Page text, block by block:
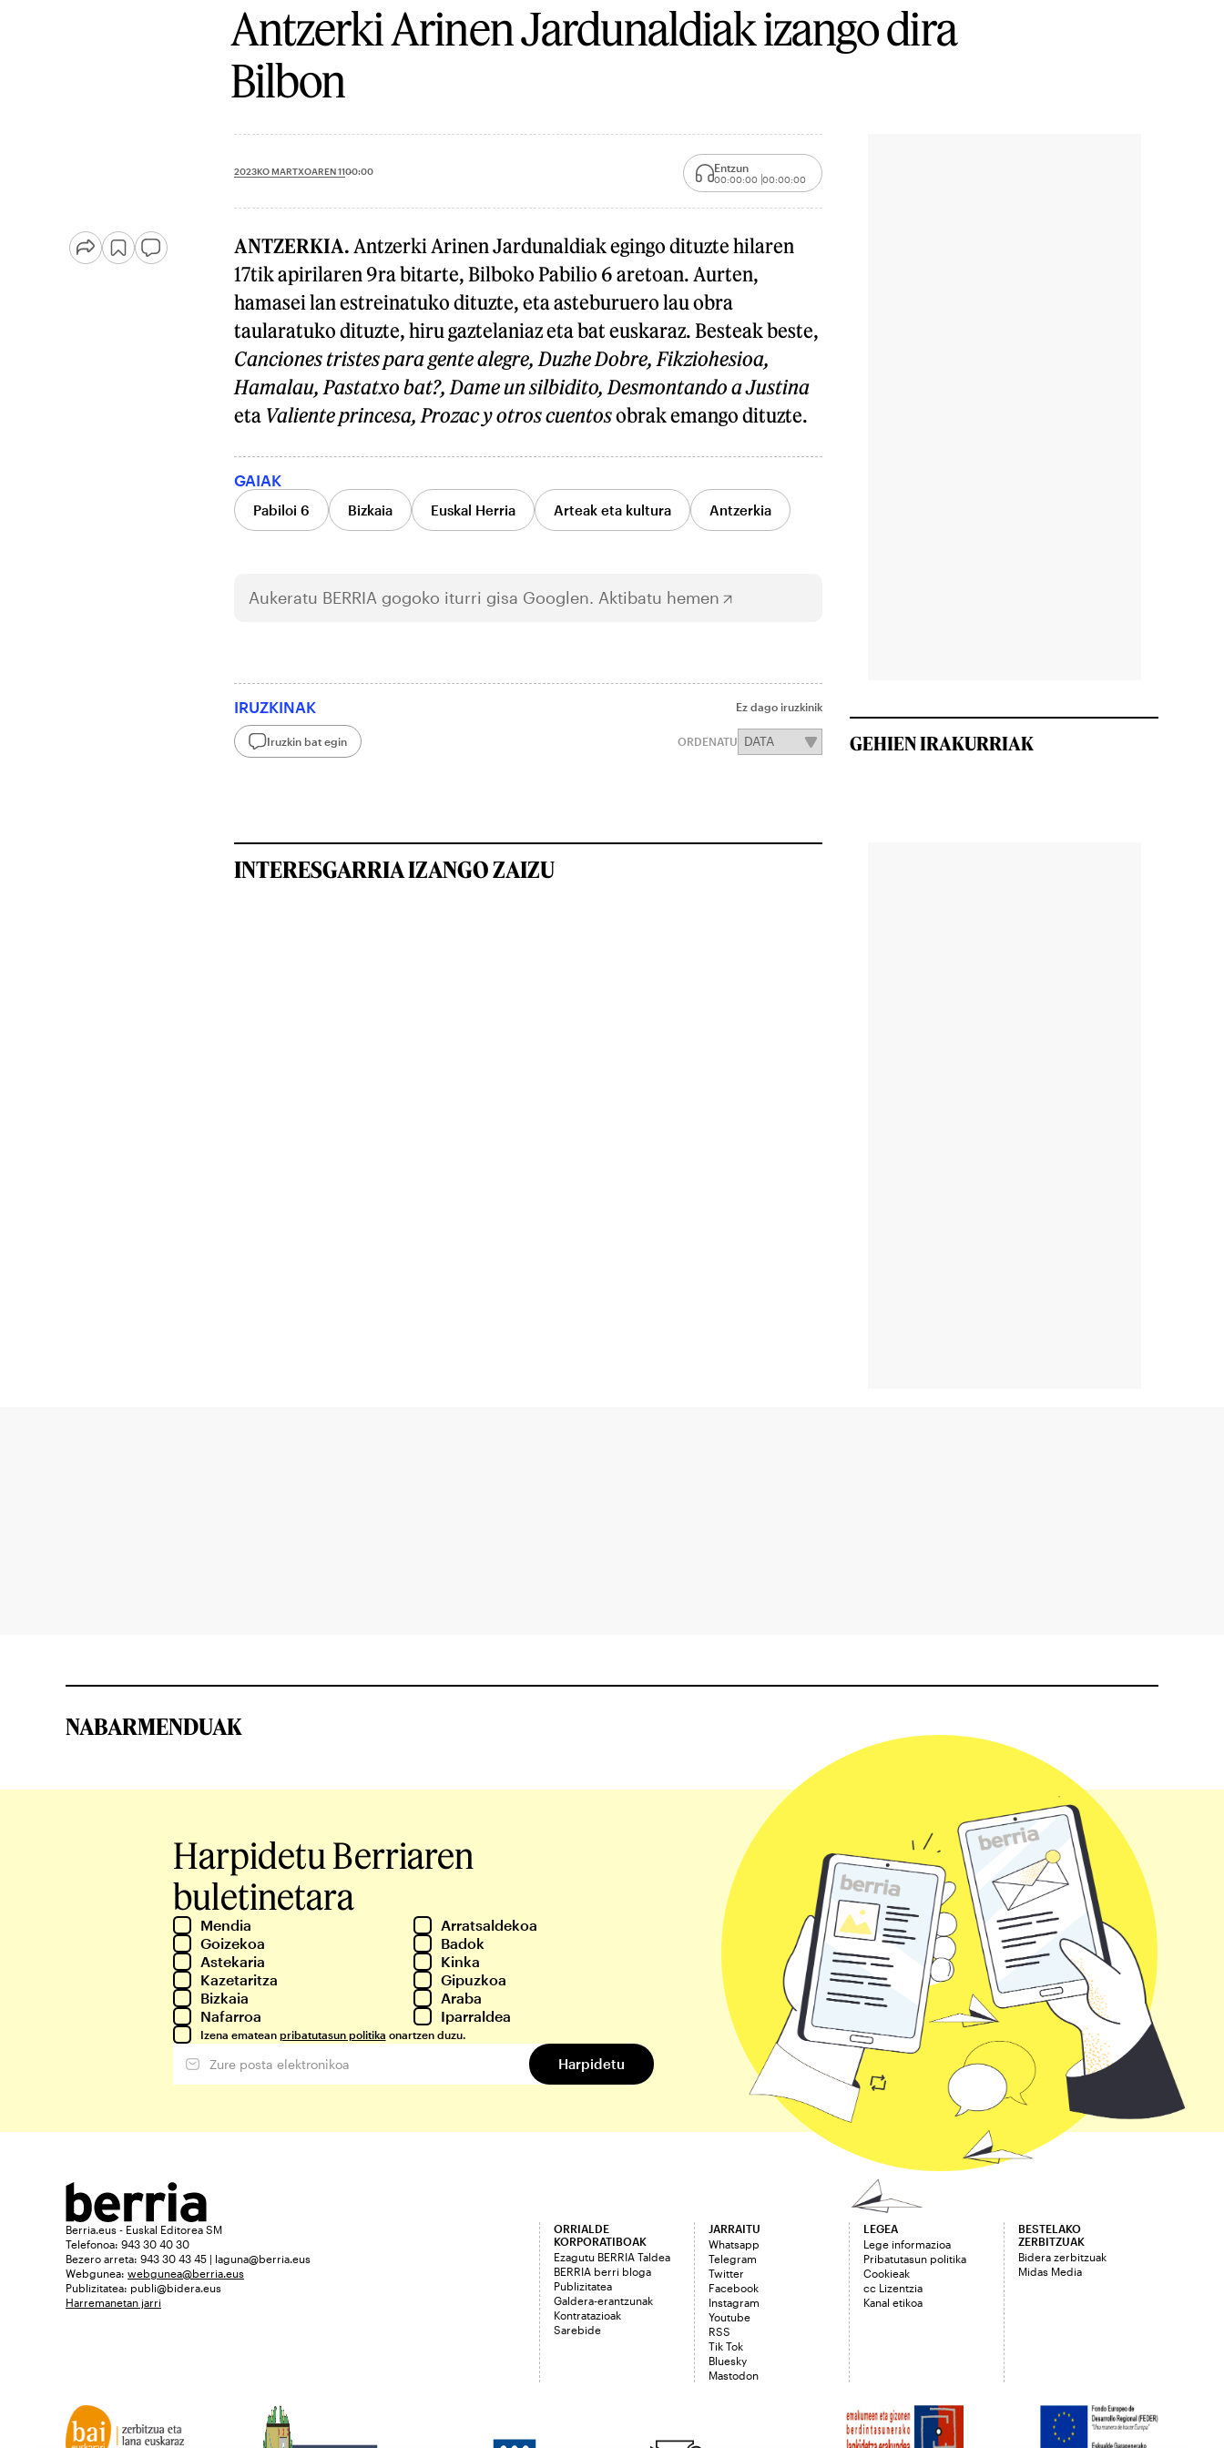
Antzerki Arinen Jardunaldiak izango dira
Bilbon
2023KO MARTXOAREN 1100:00 Entzun
00:00:00 00:00:00
ANTZERKIA. Antzerki Arinen Jardunaldiak egingo dituzte hilaren
17tik apirilaren 9ra bitarte, Bilboko Pabilio 6 aretoan. Aurten,
hamasei lan estreinatuko dituzte, eta asteburuero lau obra
taularatuko dituzte, hiru gaztelaniaz eta bat euskaraz. Besteak beste,
Canciones tristes para gente alegre, Duzhe Dobre, Fikziohesioa,
Hamalau, Pastatxo bat?, Dame un silbidito, Desmontando a Justina
eta Valiente princesa, Prozac y otros cuentosobrak emango dituzte.
GAIAK
Pabiloi 6 Bizkaia Euskal Herria Arteak eta kultura Antzerkia
Aukeratu BERRIA gogoko iturri gisa Googlen. Aktibatu hemen
IRUZKINAK Ez dago iruzkinik
Iruzkin bat egin ORDENATU GEHIEN IRAKURRIAK
INTERESGARRIA IZANGO ZAIZU
NABARMENDUAK
Harpidetu Berriaren
buletinetara
Mendia
Arratsaldekoa
Goizekoa
Badok
Astekaria
Kinka
Kazetaritza
Gipuzkoa
Bizkaia
Araba
Nafarroa
Iparraldea
Izena ematean pribatutasun politika onartzen duzu.
Berria.eus - Euskal Editorea SM
Telefonoa: 943 30 40 30
Bezero arreta: 943 30 43 45 | laguna@berria.eus
Webgunea: webgunea@berria.eus
Publizitatea: publi@bidera.eus
Harremanetan jarri
ORRIALDE
KORPORATIBOAK
Ezagutu BERRIA Taldea
BERRIA berri bloga
Publizitatea
Galdera-erantzunak
Kontratazioak
Sarebide
JARRAITU
Whatsapp
Telegram
Twitter
Facebook
Instagram
Youtube
RSS
Tik Tok
Bluesky
Mastodon
LEGEA
Lege informazioa
Pribatutasun politika
Cookieak
cc Lizentzia
Kanal etikoa
BESTELAKO
ZERBITZUAK
Bidera zerbitzuak
Midas Media